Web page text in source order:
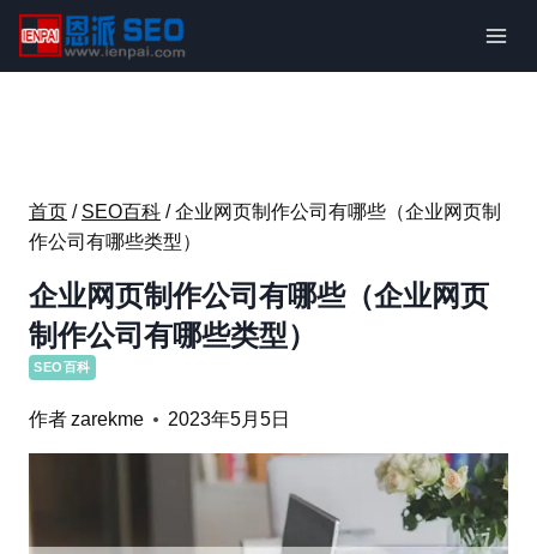
内
首页 / SEO百科 / 企业网页制作公司有哪些（企业网页制
作公司有哪些类型）
企业网页制作公司有哪些（企业网页
制作公司有哪些类型）
SEO百科
作者zarekme 2023年5月5日